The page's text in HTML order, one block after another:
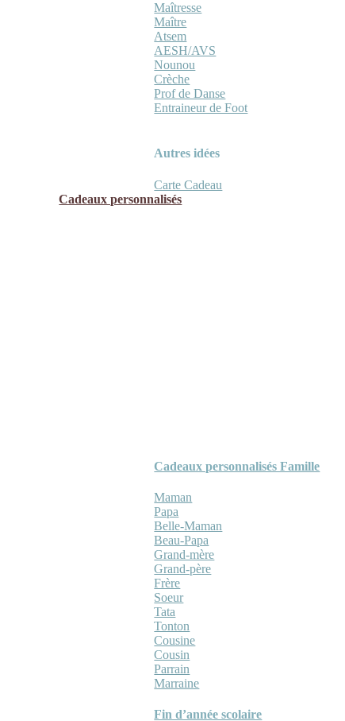
Maîtresse
Maître
Atsem
AESH/AVS
Nounou
Crèche
Prof de Danse
Entraineur de Foot
Autres idées
Carte Cadeau
Cadeaux personnalisés
Cadeaux personnalisés Famille
Maman
Papa
Belle-Maman
Beau-Papa
Grand-mère
Grand-père
Frère
Soeur
Tata
Tonton
Cousine
Cousin
Parrain
Marraine
Fin d’année scolaire